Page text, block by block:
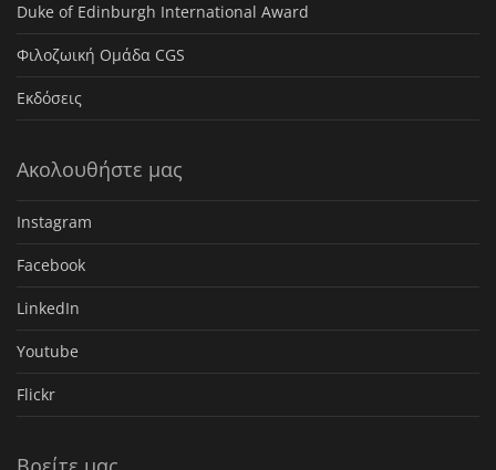
Duke of Edinburgh International Award
Φιλοζωική Ομάδα CGS
Εκδόσεις
Ακολουθήστε μας
Instagram
Facebook
LinkedIn
Youtube
Flickr